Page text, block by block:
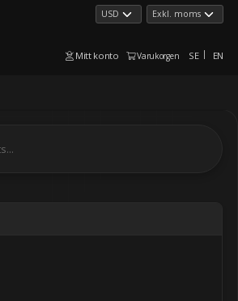
Mitt konto Varukorgen SE EN